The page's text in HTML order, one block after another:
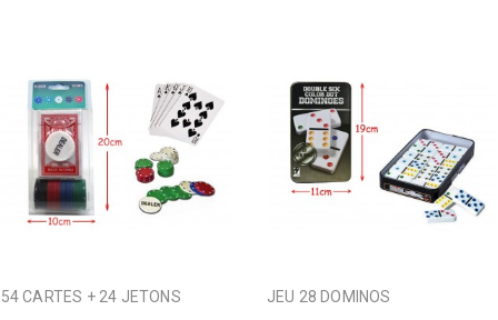
54 CARTES + 24 JETONS JEU 28 DOMINOS